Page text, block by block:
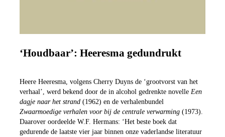
‘Houdbaar’: Heeresma gedundrukt
Heere Heeresma, volgens Cherry Duyns de ‘grootvorst van het
verhaal’, werd bekend door de in alcohol gedrenkte novelle Een
dagje naar het strand (1962) en de verhalenbundel
Zwaarmoedige verhalen voor bij de centrale verwarming (1973).
Daarover oordeelde W.F. Hermans: ‘Het beste boek dat
gedurende de laatste vier jaar binnen onze vaderlandse literatuur